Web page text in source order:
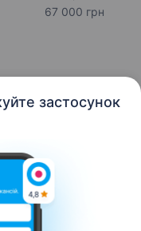
застосунок
67 000 грн